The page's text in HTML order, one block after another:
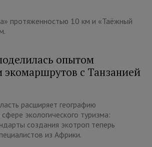
протяженностью 10 км и «Таёжный
опытом
экомаршрутов с Танзанией
расширяет географию
экологического туризма:
создания экотроп теперь
из Африки.